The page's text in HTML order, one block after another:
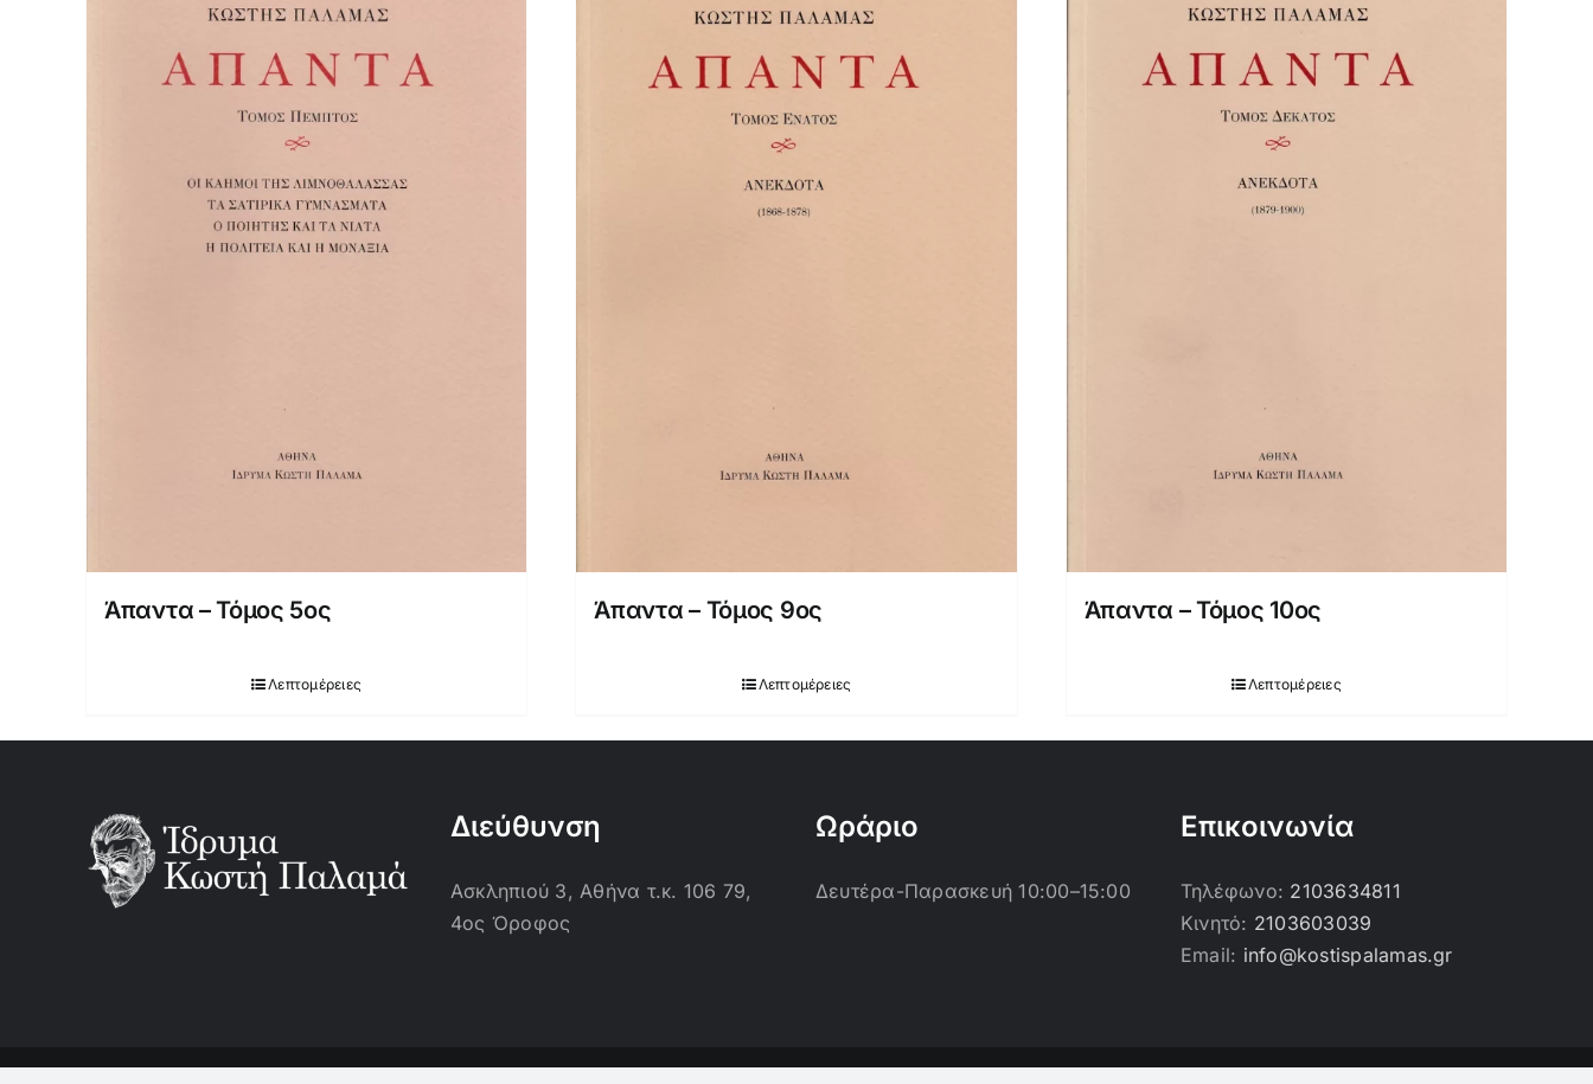
Άπαντα – Τόμος 5ος
Λεπτομέρειες
Άπαντα – Τόμος 9ος
Λεπτομέρειες
Άπαντα – Τόμος 10ος
Λεπτομέρειες
Διεύθυνση
Ασκληπιού 3, Αθήνα τ.κ. 106 79,
4ος Όροφος
Ωράριο
Δευτέρα-Παρασκευή 10:00–15:00
Επικοινωνία
Τηλέφωνο: 2103634811
Κινητό: 2103603039
Email: info@kostispalamas.gr